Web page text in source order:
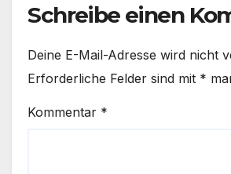
Schreibe einen
Deine E-Mail-Adresse wird nicht
Erforderliche Felder sind mit *
Kommentar *